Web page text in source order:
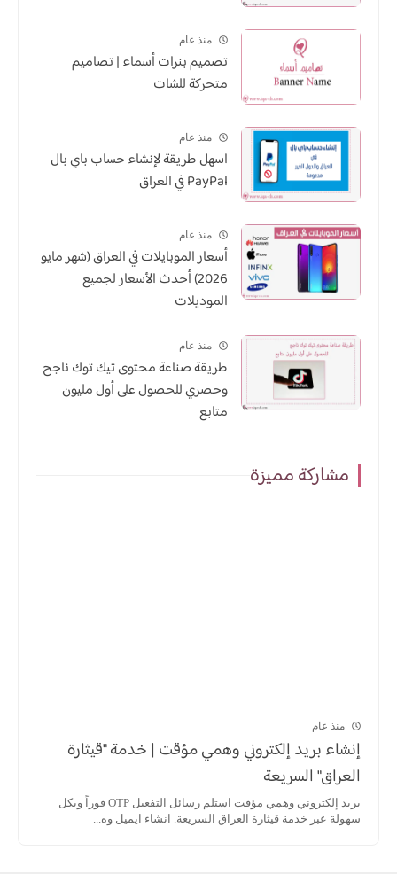
منذ عام
تصميم بنرات أسماء | تصاميم
متحركة للشات
منذ عام
اسهل طريقة لإنشاء حساب باي بال
PayPal في العراق
منذ عام
أسعار الموبايلات في العراق (شهر مايو
2026) أحدث الأسعار لجميع
الموديلات
منذ عام
طريقة صناعة محتوى تيك توك ناجح
وحصري للحصول على أول مليون
متابع
مشاركة مميزة
منذ عام
إنشاء بريد إلكتروني وهمي مؤقت | خدمة "قيثارة
العراق" السريعة
بريد إلكتروني وهمي مؤقت استلم رسائل التفعيل OTP فوراً وبكل
سهولة عبر خدمة قيثارة العراق السريعة. انشاء ايميل وه...